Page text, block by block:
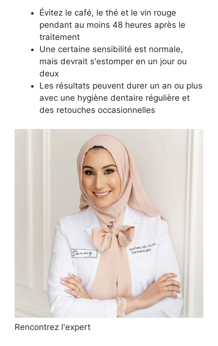
Évitez le café, le thé et le vin rouge
pendant au moins 48 heures après le
traitement
Une certaine sensibilité est normale,
mais devrait s'estomper en un jour ou
deux
Les résultats peuvent durer un an ou plus
avec une hygiène dentaire régulière et
des retouches occasionnelles
Rencontrez l'expert